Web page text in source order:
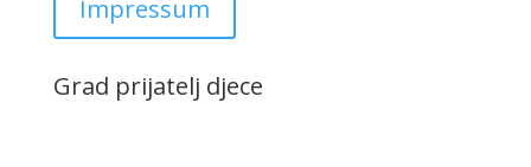
Impressum
Grad prijatelj djece